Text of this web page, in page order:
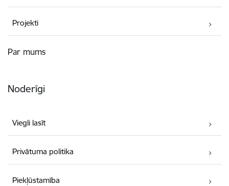
Projekti
Par mums
Noderīgi
Viegli lasīt
Privātuma politika
Piekļūstamība